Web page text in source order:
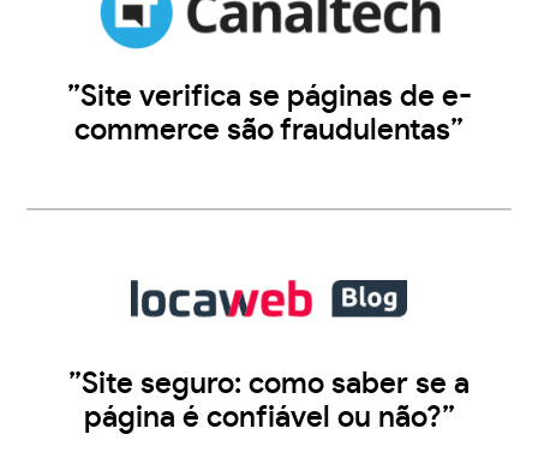
”Site verifica se páginas de e-
commerce são fraudulentas”
”Site seguro: como saber se a
página é confiável ou não?”